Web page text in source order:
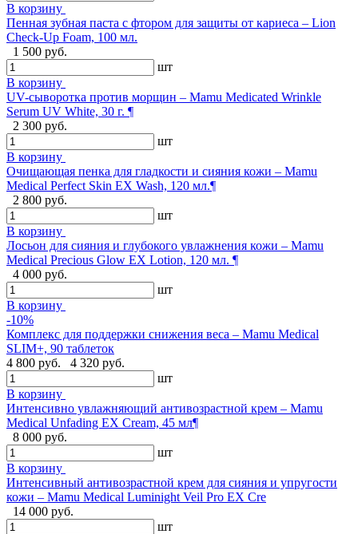
В корзину
Пенная зубная паста с фтором для защиты от кариеса – Lion
Check-Up Foam, 100 мл.
1 500 руб.
шт
В корзину
UV-сыворотка против морщин – Mamu Medicated Wrinkle
Serum UV White, 30 г. ¶
2 300 руб.
шт
В корзину
Очищающая пенка для гладкости и сияния кожи – Mamu
Medical Perfect Skin EX Wash, 120 мл.¶
2 800 руб.
шт
В корзину
Лосьон для сияния и глубокого увлажнения кожи – Mamu
Medical Precious Glow EX Lotion, 120 мл. ¶
4 000 руб.
шт
В корзину
-10%
Комплекс для поддержки снижения веса – Mamu Medical
SLIM+, 90 таблеток
4 800 руб.
4 320 руб.
шт
В корзину
Интенсивно увлажняющий антивозрастной крем – Mamu
Medical Unfading EX Cream, 45 мл¶
8 000 руб.
шт
В корзину
Интенсивный антивозрастной крем для сияния и упругости
кожи – Mamu Medical Luminight Veil Pro EX Cre
14 000 руб.
шт